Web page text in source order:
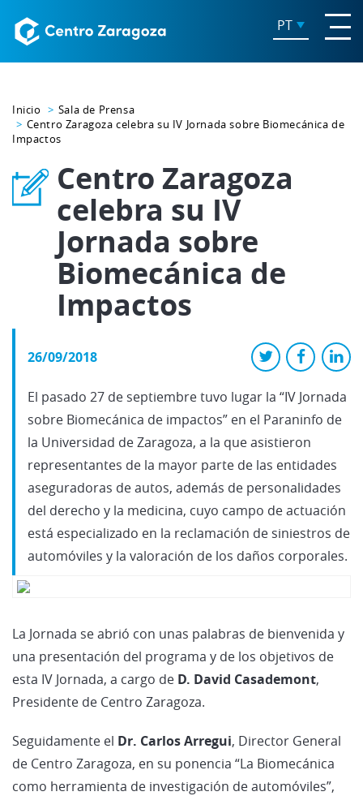
PT
Inicio
Sala de Prensa
Centro Zaragoza celebra su IV Jornada sobre Biomecánica de
Impactos
Centro Zaragoza
celebra su IV
Jornada sobre
Biomecánica de
Impactos
26/09/2018
El pasado 27 de septiembre tuvo lugar la “IV Jornada
sobre Biomecánica de impactos” en el Paraninfo de
la Universidad de Zaragoza, a la que asistieron
representantes de la mayor parte de las entidades
aseguradoras de autos, además de personalidades
del derecho y la medicina, cuyo campo de actuación
está especializado en la reclamación de siniestros de
automóviles y la valoración de los daños corporales.
La Jornada se abrió con unas palabras de bienvenida y
una presentación del programa y de los objetivos de
esta IV Jornada, a cargo de D. David Casademont,
Presidente de Centro Zaragoza.
Seguidamente el Dr. Carlos Arregui, Director General
de Centro Zaragoza, en su ponencia “La Biomecánica
como herramienta de investigación de automóviles”,